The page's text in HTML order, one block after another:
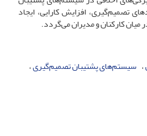
تصمیم‌گیری، افزایش کارایی، ایجاد
میان کارکنان و مدیران می‌گردد.
سیستم‌های پشتیبان تصمیم‌گیری